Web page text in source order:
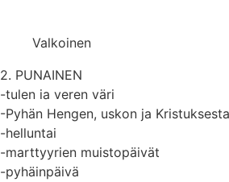
Valkoinen
2. PUNAINEN
-tulen ia veren väri
-Pyhän Hengen, uskon ja
-helluntai
-marttyyrien muistopäivät
-pyhäinpäivä